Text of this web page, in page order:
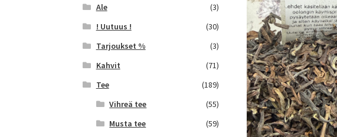
Ale
(3)
! Uutuus !
(30)
Tarjoukset %
(3)
Kahvit
(71)
Tee
(189)
Vihreä tee
(55)
Musta tee
(59)